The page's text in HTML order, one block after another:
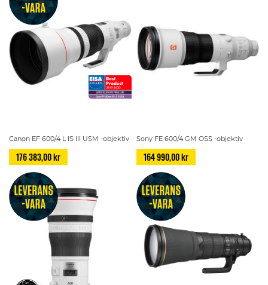
Canon EF 600/4 L IS III USM -objektiv
176 383,00 kr
Sony FE 600/4 GM OSS -objektiv
164 990,00 kr